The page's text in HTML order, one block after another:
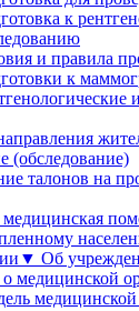
к
и правила
к
(обследование)
талонов на
медицинская
Об
медицинской